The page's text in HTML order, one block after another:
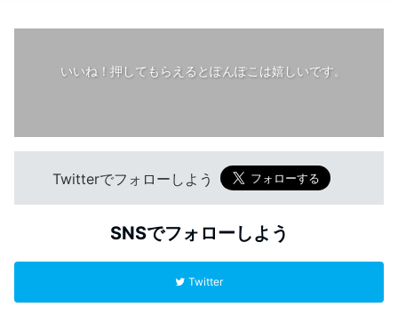
いいね！押してもらえるとぽんぽこは嬉しいです。
Twitterでフォローしよう
SNSでフォローしよう
Twitter